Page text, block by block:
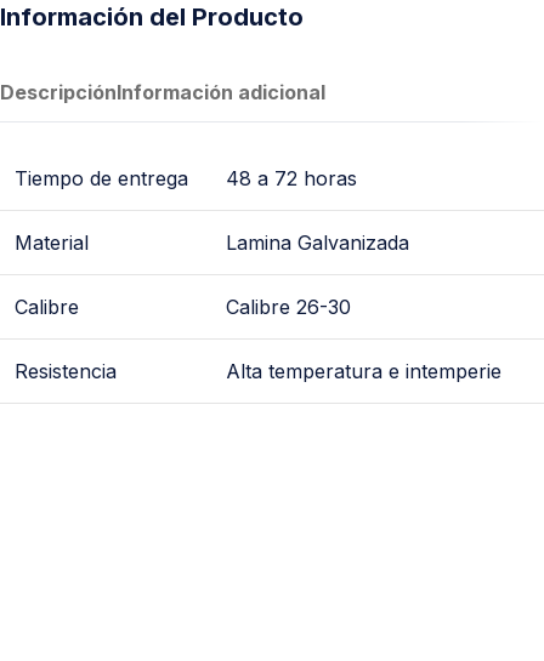
Información del Producto
DescripciónInformación adicional
Tiempo de entrega 48 a 72 horas
Material Lamina Galvanizada
Calibre Calibre 26-30
Resistencia Alta temperatura e intemperie